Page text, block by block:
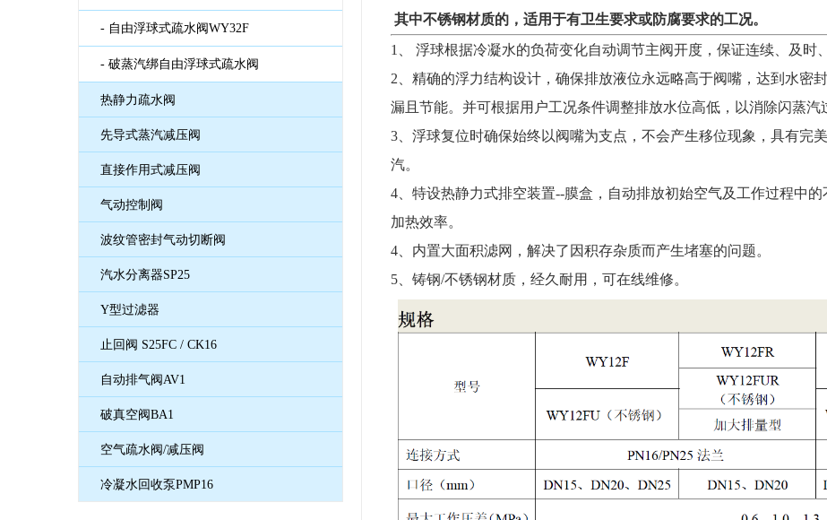
- 自由浮球式疏水阀WY32F
- 破蒸汽绑自由浮球式疏水阀
热静力疏水阀
先导式蒸汽减压阀
直接作用式减压阀
气动控制阀
波纹管密封气动切断阀
汽水分离器SP25
Y型过滤器
止回阀 S25FC / CK16
自动排气阀AV1
破真空阀BA1
空气疏水阀/减压阀
冷凝水回收泵PMP16
其中不锈钢材质的，适用于有卫生要求或防腐要求的工况。
1、 浮球根据冷凝水的负荷变化自动调节主阀开度，保证连续、及时
2、精确的浮力结构设计，确保排放液位永远略高于阀嘴，达到水密
漏且节能。并可根据用户工况条件调整排放水位高低，以消除闪蒸汽
3、浮球复位时确保始终以阀嘴为支点，不会产生移位现象，具有完
汽。
4、特设热静力式排空装置--膜盒，自动排放初始空气及工作过程中
加热效率。
4、内置大面积滤网，解决了因积存杂质而产生堵塞的问题。
5、铸钢/不锈钢材质，经久耐用，可在线维修。